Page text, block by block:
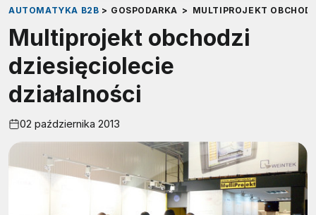
AUTOMATYKA B2B > GOSPODARKA > MULTIPROJEKT
Multiprojekt obchodzi
dziesięciolecie
działalności
02 października 2013